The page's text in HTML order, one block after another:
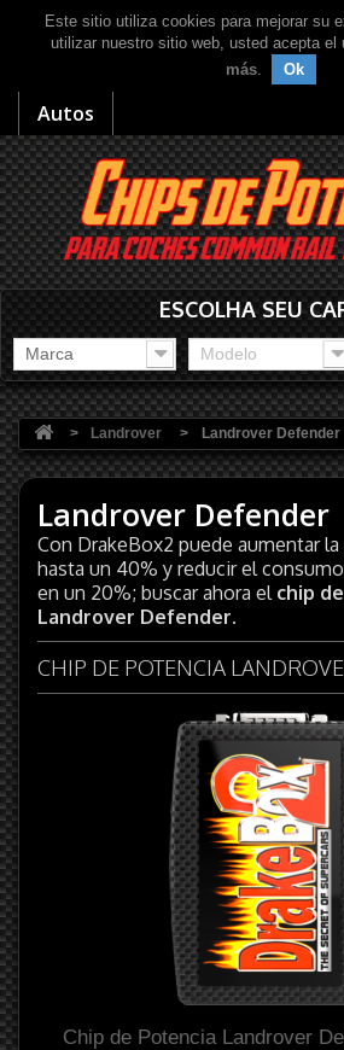
Este sitio utiliza cookies para mejorar su
utilizar nuestro sitio web, usted acepta el
más. Ok
Autos
ESCOLHA SEU
Marca Modelo
> Landrover > Landrover Defender
Landrover Defender
Con DrakeBox2 puede aumentar
hasta un 40% y reducir el
en un 20%; buscar ahora el chip
Landrover Defender.
CHIP DE POTENCIA
Chip de Potencia Landrover